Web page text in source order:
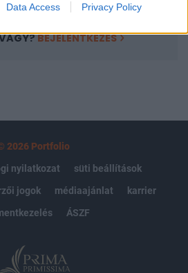
Data Access Privacy Policy
BEJELENTKEZÉS
2026 Portfolio
nyilatkozat
süti beállítások
jogok médiaajánlat
karrier
ÁSZF